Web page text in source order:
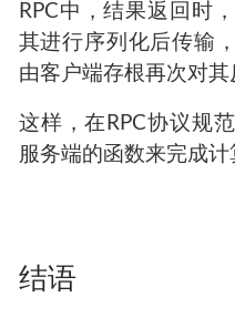
RPC中，结果返回时
其进行序列化后传输
由客户端存根再次对其
这样，在RPC协议规
服务端的函数来完成计
结语